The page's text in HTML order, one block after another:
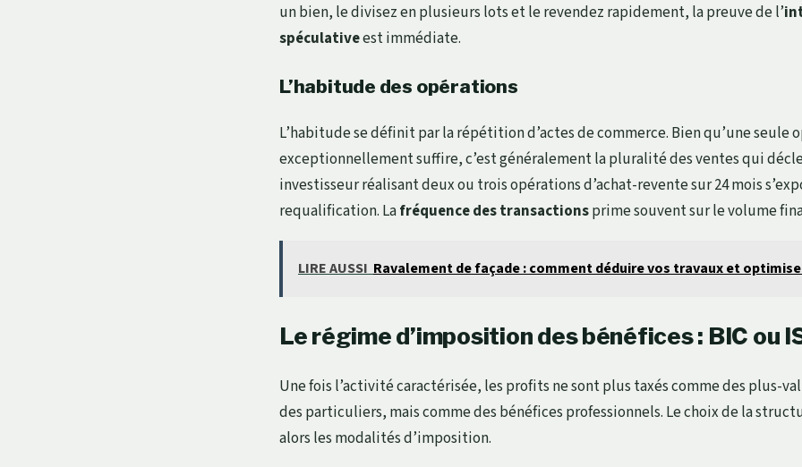
un bien, le divisez en plusieurs lots et le revendez rapidement, la preuve de l’
spéculativeest immédiate.
L’habitude des opérations
L’habitude se définit par la répétition d’actes de commerce. Bien qu’une seule
exceptionnellement suffire, c’est généralement la pluralité des ventes qui
investisseur réalisant deux ou trois opérations d’achat-revente sur 24 mois
requalification. Lafréquence des transactionsprime souvent sur le volume
LIRE AUSSI Ravalement de façade : comment déduire vos travaux et
Le régime d’imposition des bénéfices : BIC ou
Une fois l’activité caractérisée, les profits ne sont plus taxés comme des plus-
des particuliers, mais comme des bénéfices professionnels. Le choix de la
alors les modalités d’imposition.